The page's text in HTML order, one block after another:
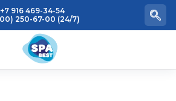
+7 916 469-34-54
250-67-00 (24/7)